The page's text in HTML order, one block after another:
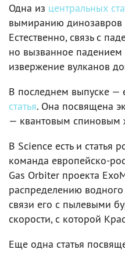
Одна из центральных
вымиранию динозавров
Естественно, связь с
но вызванное
извержение вулканов
В последнем выпуске —
статья. Она посвящена
— квантовым спиновым
В Science есть и статья
команда европейско-
Gas Orbiter проекта
распределению
связи его с пылевыми
скорости, с которой
Еще одна статья